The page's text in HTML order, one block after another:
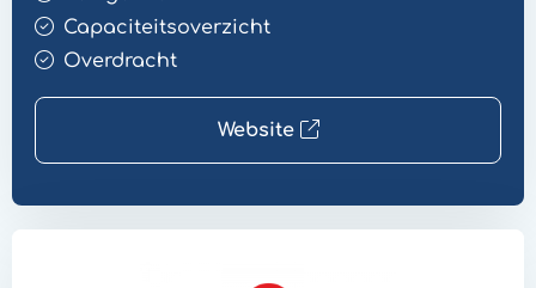
Capaciteitsoverzicht
Overdracht
Website